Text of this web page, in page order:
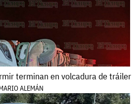
terminan en volcadura de tráiler
ALEMÁN